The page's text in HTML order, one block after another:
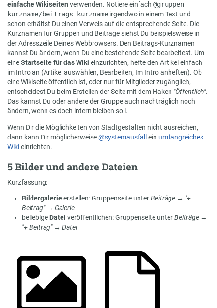
einfache Wikiseiten verwenden. Notiere einfach @gruppen-
kurzname/beitrags-kurzname irgendwo in einem Text und
schon erhältst Du einen Verweis auf die entsprechende Seite. Die
Kurznamen für Gruppen und Beiträge siehst Du beispielsweise in
der Adresszeile Deines Webbrowsers. Den Beitrags-Kurznamen
kannst Du ändern, wenn Du eine bestehende Seite bearbeitest. Um
eineStartseite für das Wiki einzurichten, hefte den Artikel einfach
im Intro an (Artikel auswählen, Bearbeiten, Im Intro anheften). Ob
eine Wikiseite öffentlich ist, oder nur für Mitglieder zugänglich,
entscheidest Du beim Erstellen der Seite mit dem Haken "Öffentlich".
Das kannst Du oder andere der Gruppe auch nachträglich noch
ändern, wenn es doch intern bleiben soll.
Wenn Dir die Möglichkeiten von Stadtgestalten nicht ausreichen,
dann kann Dir möglicherweise@systemausfall ein umfangreiches
Wikieinrichten.
5 Bilder und andere Dateien
Kurzfassung:
Bildergalerieerstellen: Gruppenseite unterBeiträge → "+
Beitrag"→ Galerie
beliebige Datei veröffentlichen: Gruppenseite unterBeiträge →
"+ Beitrag"→ Datei